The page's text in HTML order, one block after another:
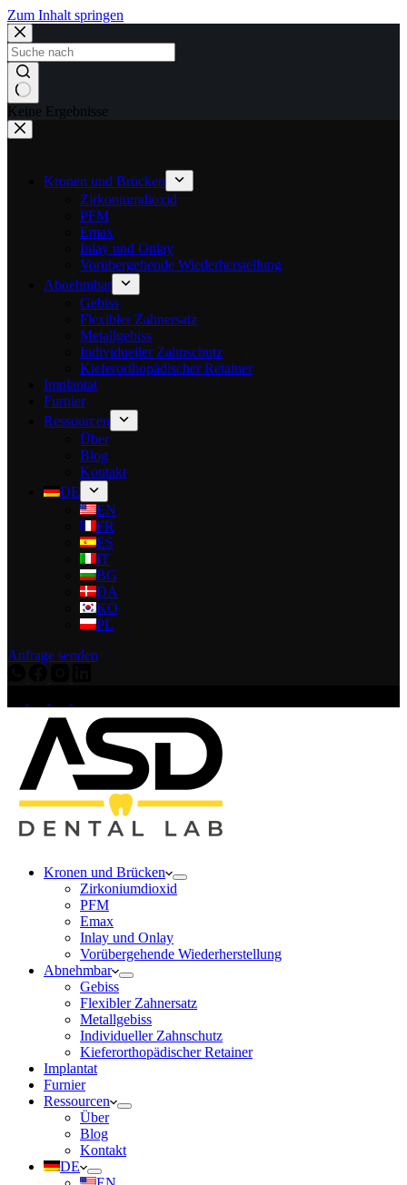
Zum Inhalt springen
Keine Ergebnisse
Kronen und Brücken
Zirkoniumdioxid
PFM
Emax
Inlay und Onlay
Vorübergehende Wiederherstellung
Abnehmbar
Gebiss
Flexibler Zahnersatz
Metallgebiss
Individueller Zahnschutz
Kieferorthopädischer Retainer
Implantat
Furnier
Ressourcen
Über
Blog
Kontakt
DE
EN
FR
ES
IT
BG
DA
KO
PL
Anfrage senden
Kronen und Brücken
Zirkoniumdioxid
PFM
Emax
Inlay und Onlay
Vorübergehende Wiederherstellung
Abnehmbar
Gebiss
Flexibler Zahnersatz
Metallgebiss
Individueller Zahnschutz
Kieferorthopädischer Retainer
Implantat
Furnier
Ressourcen
Über
Blog
Kontakt
DE